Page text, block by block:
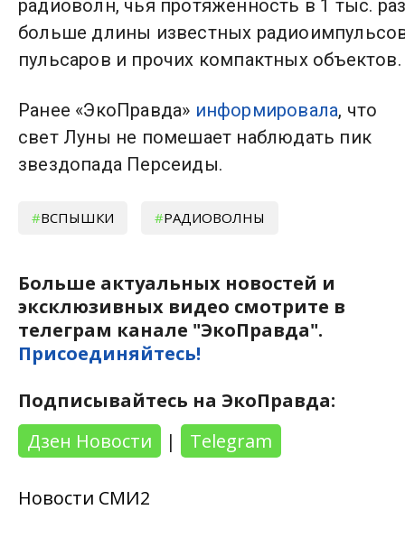
радиоволн, чья протяженность в 1 тыс.
больше длины известных
пульсаров и прочих компактных объектов.
Ранее «ЭкоПравда» информировала, что
свет Луны не помешает наблюдать пик
звездопада Персеиды.
ВСПЫШКИ РАДИОВОЛНЫ
Больше актуальных новостей и
эксклюзивных видео смотрите в
телеграм канале "ЭкоПравда".
Присоединяйтесь!
Подписывайтесь на ЭкоПравда:
Дзен Новости
| Telegram
Новости СМИ2